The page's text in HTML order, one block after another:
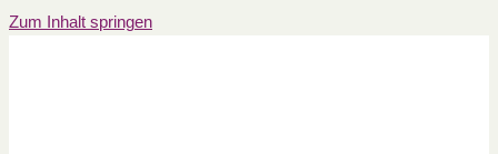
Zum Inhalt springen